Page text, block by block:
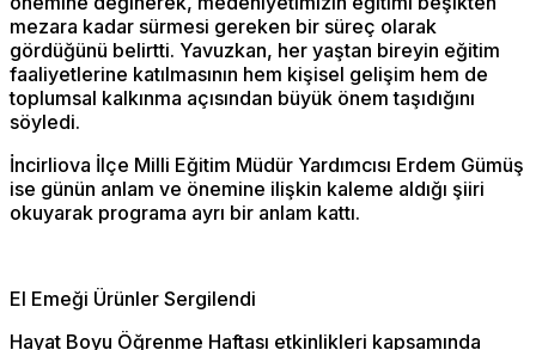
mezara kadar sürmesi gereken bir süreç olarak
gördüğünü belirtti. Yavuzkan, her yaştan bireyin eğitim
faaliyetlerine katılmasının hem kişisel gelişim hem de
toplumsal kalkınma açısından büyük önem taşıdığını
söyledi.
İncirliova İlçe Milli Eğitim Müdür Yardımcısı Erdem Gümüş
ise günün anlam ve önemine ilişkin kaleme aldığı şiiri
okuyarak programa ayrı bir anlam kattı.
El Emeği Ürünler Sergilendi
Hayat Boyu Öğrenme Haftası etkinlikleri kapsamında